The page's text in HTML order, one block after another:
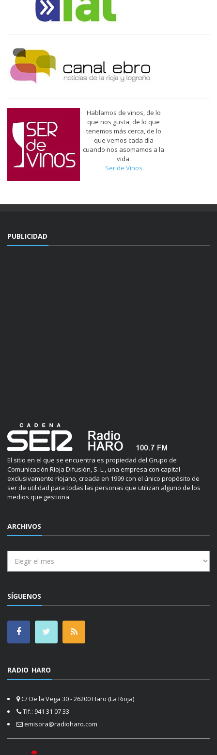
Hablamos de vinos, de lo
que nos gusta, de lo que
tenemos más cerca, de lo
que vemos cada día
cuando nos asomamos a la
vida.
Ser de Vinos
PUBLICIDAD
El sitio en el que se encuentra es propiedad del Grupo de
Comunicación Rioja Difusión, S. L., una empresa con capital
exclusivamente riojano, creada en 1999 con el único propósito de
ser de utilidad para todas las personas que utilizan alguno de los
medios que gestiona
ARCHIVOS
SÍGUENOS
RADIO HARO
C/ De la Vega 30 - 26200 Haro (La Rioja)
Tlf.: 941 31 07 33
emisora@radioharo.com